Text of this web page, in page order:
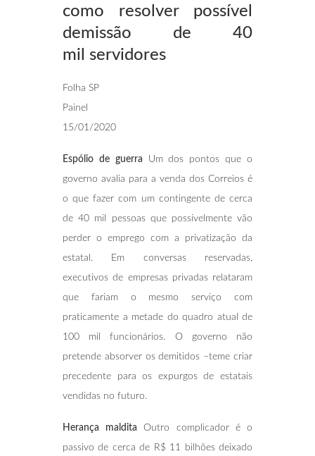
como resolver possível
demissão de 40
mil servidores
Folha SP
Painel
15/01/2020
Espólio de guerra Um dos pontos que o
governo avalia para a venda dos Correios é
o que fazer com um contingente de cerca
de 40 mil pessoas que possivelmente vão
perder o emprego com a privatização da
estatal. Em conversas reservadas,
executivos de empresas privadas relataram
que fariam o mesmo serviço com
praticamente a metade do quadro atual de
100 mil funcionários. O governo não
pretende absorver os demitidos –teme criar
precedente para os expurgos de estatais
vendidas no futuro.
Herança malditaOutro complicador é o
passivo de cerca de R$ 11 bilhões deixado